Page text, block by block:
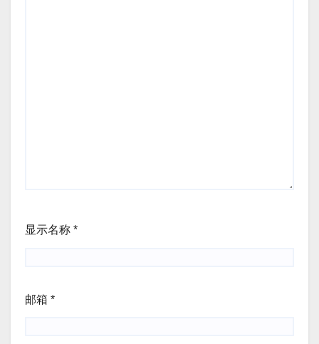
显示名称 *
邮箱 *